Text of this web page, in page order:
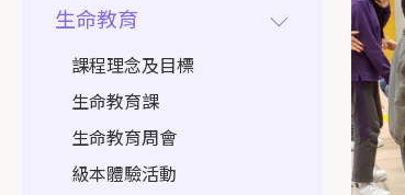
生命教育
課程理念及目標
生命教育課
生命教育周會
級本體驗活動